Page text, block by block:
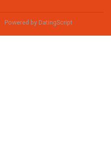
Powered by DatingScript